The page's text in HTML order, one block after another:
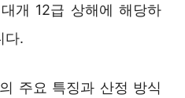
개 12급 상해에 해당하
다.
주요 특징과 산정 방식